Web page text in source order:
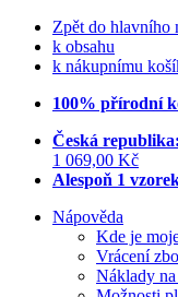
Zpět do hlavního
k obsahu
k nákupnímu
100% přírodní
Česká
1 069,00 Kč
Alespoň 1
Nápověda
Kde je
Vrácení
Náklady